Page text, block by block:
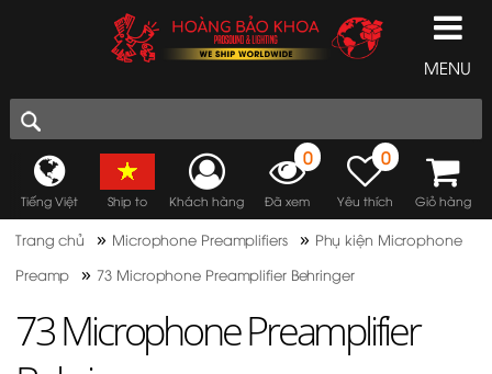
MENU
Tiếng Việt Ship to Khách hàng
0
Đã xem
0
Yêu thích Giỏ hàng
Trang chủ » Microphone Preamplifiers » Phụ kiện Microphone
Preamp
» 73 Microphone Preamplifier Behringer
73 Microphone Preamplifier